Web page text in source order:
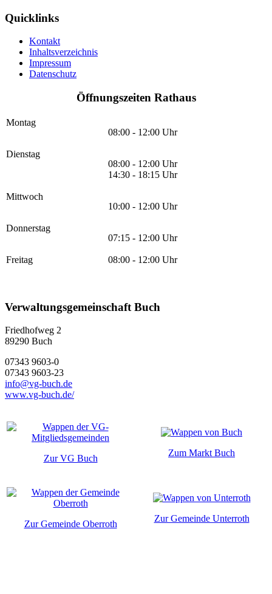
Quicklinks
Kontakt
Inhaltsverzeichnis
Impressum
Datenschutz
Öffnungszeiten Rathaus
Montag
08:00 - 12:00 Uhr
Dienstag
08:00 - 12:00 Uhr
14:30 - 18:15 Uhr
Mittwoch
10:00 - 12:00 Uhr
Donnerstag
07:15 - 12:00 Uhr
Freitag 08:00 - 12:00 Uhr
Verwaltungsgemeinschaft Buch
Friedhofweg 2
89290 Buch
07343 9603-0
07343 9603-23
info@vg-buch.de
www.vg-buch.de/
Zur VG Buch
Zum Markt Buch
Zur Gemeinde Oberroth
Zur Gemeinde Unterroth